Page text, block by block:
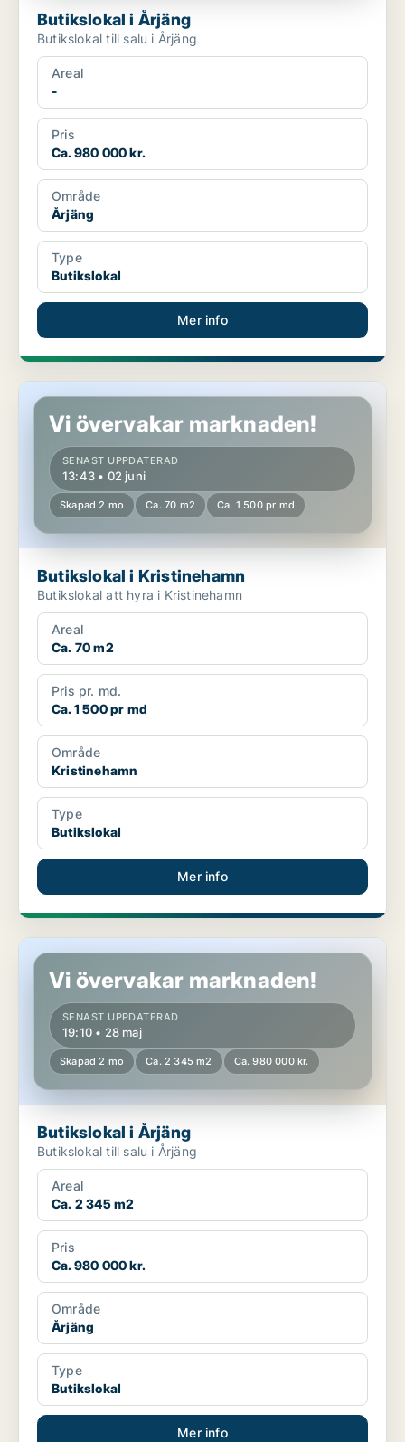
Butikslokal i Årjäng
Butikslokal till salu i Årjäng
Areal
-
Pris
Ca. 980 000 kr.
Område
Årjäng
Type
Butikslokal
Mer info
Butikslokal i Kristinehamn
Vi övervakar marknaden!
SENAST UPPDATERAD
13:43 • 02 juni
Skapad 2 mo Ca. 70 m2 Ca. 1 500 pr md
Butikslokal i Kristinehamn
Butikslokal att hyra i Kristinehamn
Areal
Ca. 70 m2
Pris pr. md.
Ca. 1 500 pr md
Område
Kristinehamn
Type
Butikslokal
Mer info
Butikslokal i Årjäng
Vi övervakar marknaden!
SENAST UPPDATERAD
19:10 • 28 maj
Skapad 2 mo Ca. 2 345 m2 Ca. 980 000 kr.
Butikslokal i Årjäng
Butikslokal till salu i Årjäng
Areal
Ca. 2 345 m2
Pris
Ca. 980 000 kr.
Område
Årjäng
Type
Butikslokal
Mer info